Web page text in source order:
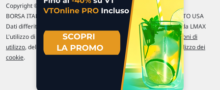
Copyright © 1996-2026 Traderlink Italia s.r.l.
BORSA ITALIANA Quotazioni di borsa differite di 15 min. / MERCATO USA
Dati differiti di 15 min. (fonte Intrinio) / FOREX Quotazioni fornite da LMAX
L'utilizzo di questo sito implica l'accettazione delle nostre Condizioni di
utilizzo, del Disclaimer MAR, dellePolitiche sulla privacye dell' Utilizzo dei
cookie.